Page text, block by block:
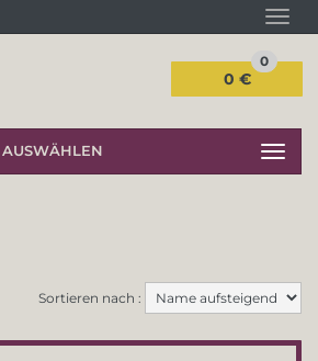
0 €
0
Sortieren nach :